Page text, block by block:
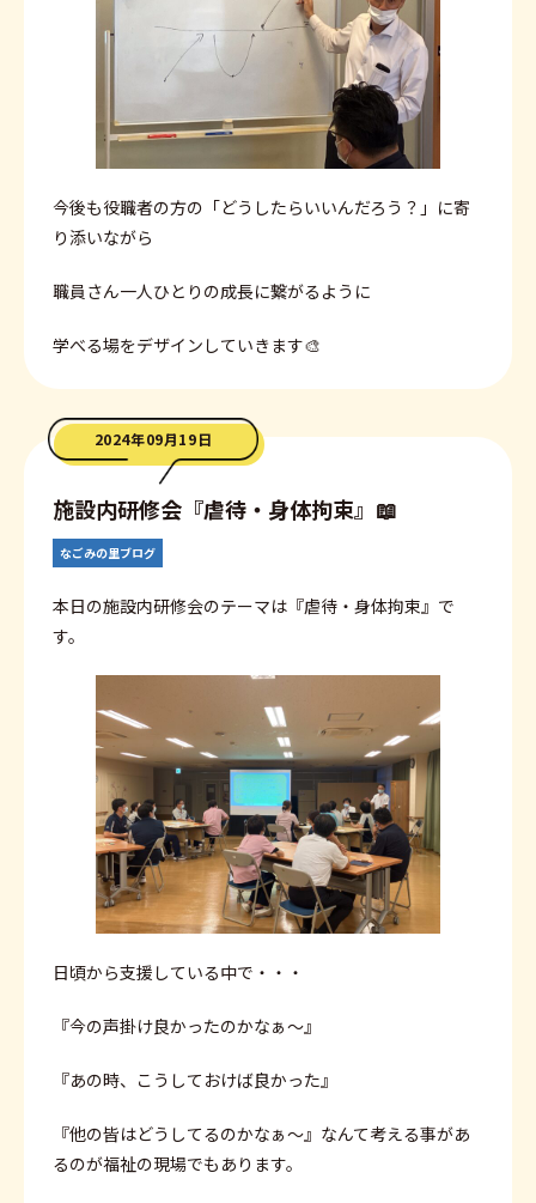
今後も役職者の方の「どうしたらいいんだろう？」に寄
り添いながら
職員さん一人ひとりの成長に繋がるように
学べる場をデザインしていきます🎨
2024年09月19日
施設内研修会『虐待・身体拘束』📖
なごみの里ブログ
本日の施設内研修会のテーマは『虐待・身体拘束』で
す。
日頃から支援している中で・・・
『今の声掛け良かったのかなぁ～』
『あの時、こうしておけば良かった』
『他の皆はどうしてるのかなぁ～』なんて考える事があ
るのが福祉の現場でもあります。